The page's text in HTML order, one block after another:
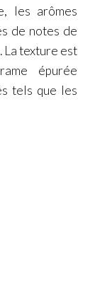
les arômes
de notes de
La texture est
épurée
tels que les